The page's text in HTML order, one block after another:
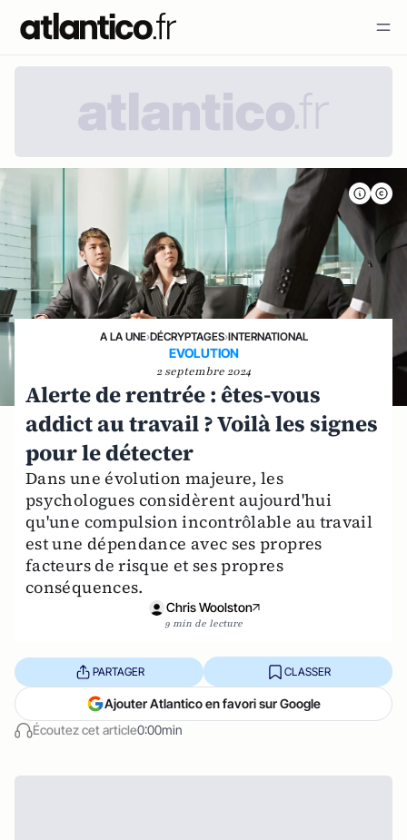
A LA UNE›DÉCRYPTAGES›INTERNATIONAL
EVOLUTION
2 septembre 2024
Alerte de rentrée : êtes-vous
addict au travail ? Voilà les signes
pour le détecter
Dans une évolution majeure, les
psychologues considèrent aujourd'hui
qu'une compulsion incontrôlable au travail
est une dépendance avec ses propres
facteurs de risque et ses propres
conséquences.
Chris Woolston
9 min de lecture
Écoutez cet article0:00min
PARTAGER CLASSER
Ajouter Atlantico en favori sur Google